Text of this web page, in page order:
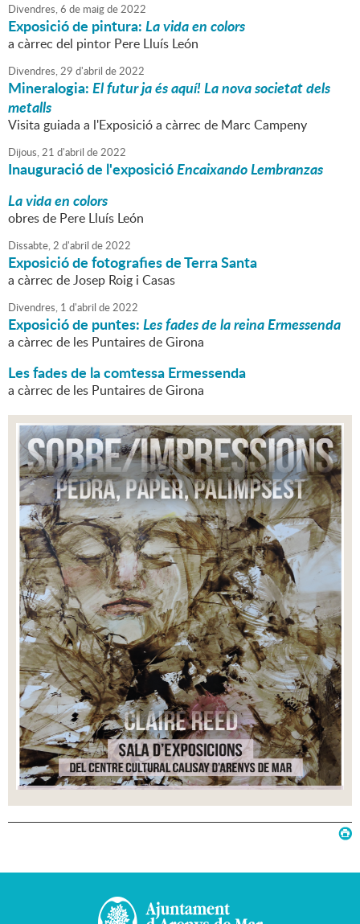
Divendres,6 de maigde2022
Exposició de pintura:La vida en colors
a càrrec del pintor Pere Lluís León
Divendres,29 d'abril de2022
Mineralogia:El futur ja és aquí! La nova societat dels
metalls
Visita guiada a l'Exposició a càrrec de Marc Campeny
Dijous,21 d'abril de2022
Inauguració de l'exposicióEncaixando Lembranzas
La vida en colors
obres de Pere Lluís León
Dissabte,2 d'abril de2022
Exposició de fotografies de Terra Santa
a càrrec de Josep Roig i Casas
Divendres, 1 d'abril de2022
Exposició de puntes:Les fades de la reina Ermessenda
a càrrec de les Puntaires de Girona
Les fades de la comtessa Ermessenda
a càrrec de les Puntaires de Girona